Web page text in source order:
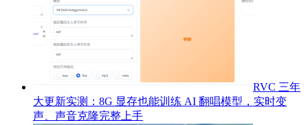
RVC 三年
大更新实测：8G 显存也能训练 AI 翻唱模型，实时变
声、声音克隆完整上手